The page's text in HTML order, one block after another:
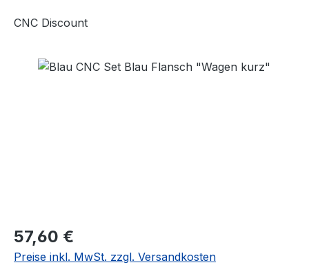
CNC Discount
Bildergalerie überspringen
Regulärer Preis:
57,60 €
Preise inkl. MwSt. zzgl. Versandkosten